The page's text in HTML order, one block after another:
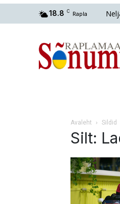
18.8 C Rapla
Avaleht Sildid
Silt: